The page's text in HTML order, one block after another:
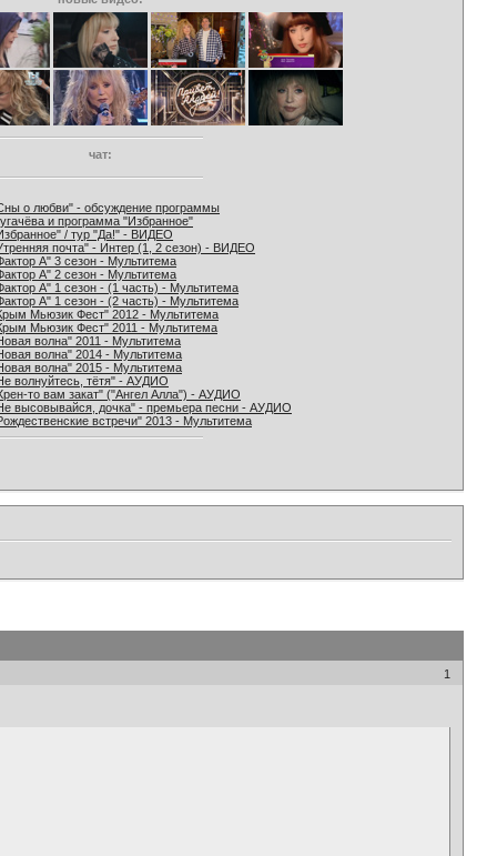
чат:
о любви" - обсуждение программы
и программа "Избранное"
/ тур "Да!" - ВИДЕО
почта" - Интер (1, 2 сезон) - ВИДЕО
А" 3 сезон - Мультитема
А" 2 сезон - Мультитема
А" 1 сезон - (1 часть) - Мультитема
А" 1 сезон - (2 часть) - Мультитема
Мьюзик Фест" 2012 - Мультитема
Мьюзик Фест" 2011 - Мультитема
волна" 2011 - Мультитема
волна" 2014 - Мультитема
волна" 2015 - Мультитема
волнуйтесь, тётя" - АУДИО
то вам закат" ("Ангел Алла") - АУДИО
высовывайся, дочка" - премьера песни - АУДИО
встречи" 2013 - Мультитема
1